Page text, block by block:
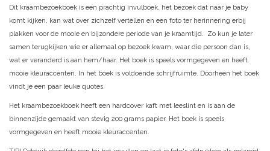
Dit kraambezoekboek is een prachtig invulboek, het bezoek dat naar je baby
komt kijken, kan wat over zichzelf vertellen en een foto ter herinnering erbij
plakken voor de mooie en bijzondere periode van je kraamtijd. Zo kun je later
samen terugkijken wie er allemaal op bezoek kwam, waar die persoon dan is,
wat er veranderd is aan hem/haar. Het boek is speels vormgegeven en heeft
mooie kleuraccenten. In het boek is voldoende schrijfruimte. Doorheen het boek
vindt je een paar leuke quotes.
Het kraambezoekboek heeft een hardcover kaft met leeslint en is aan de
binnenzijde gemaakt van stevig 200 grams papier. Het boek is speels
vormgegeven en heeft mooie kleuraccenten.